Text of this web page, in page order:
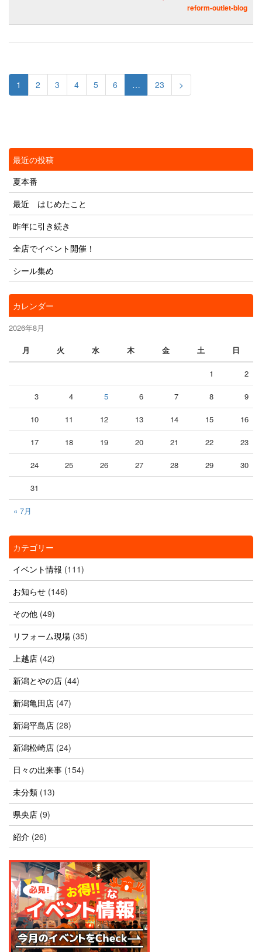
reform-outlet-blog
1 2 3 4 5 6 … 23 >
最近の投稿
夏本番
最近 はじめたこと
昨年に引き続き
全店でイベント開催！
シール集め
カレンダー
2026年8月
月
火 水 木 金 土 日
« 7月
1 2
3 4 5 6 7 8 9
10 11 12 13 14 15 16
17 18 19 20 21 22 23
24 25 26 27 28 29 30
31
カテゴリー
イベント情報 (111)
お知らせ (146)
その他 (49)
リフォーム現場 (35)
上越店 (42)
新潟とやの店 (44)
新潟亀田店 (47)
新潟平島店 (28)
新潟松崎店 (24)
日々の出来事 (154)
未分類 (13)
県央店 (9)
紹介 (26)